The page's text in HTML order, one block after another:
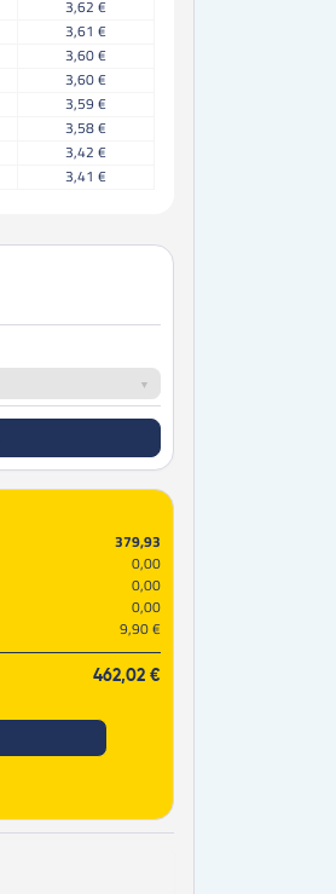
3,62 €
3,61 €
3,60 €
3,60 €
3,59 €
3,58 €
3,42 €
3,41 €
379,93
0,00
0,00
0,00
9,90 €
462,02 €